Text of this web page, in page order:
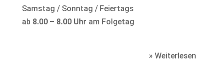
Samstag / Sonntag / Feiertags
ab 8.00 – 8.00 Uhr am Folgetag
» Weiterlesen